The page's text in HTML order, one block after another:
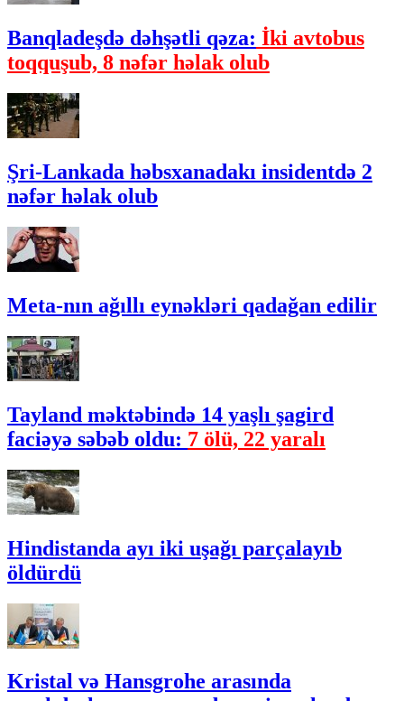
Banqladeşdə dəhşətli qəza: İki avtobus
toqquşub, 8 nəfər həlak olub
Şri-Lankada həbsxanadakı insidentdə 2
nəfər həlak olub
Meta-nın ağıllı eynəkləri qadağan edilir
Tayland məktəbində 14 yaşlı şagird
faciəyə səbəb oldu: 7 ölü, 22 yaralı
Hindistanda ayı iki uşağı parçalayıb
öldürdü
Kristal və Hansgrohe arasında